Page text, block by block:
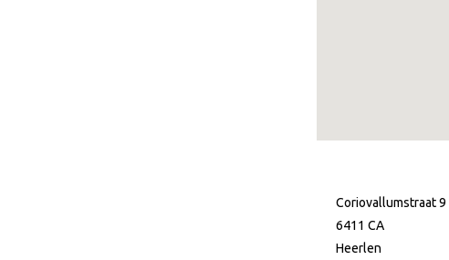
Coriovallumstraat 9
6411 CA
Heerlen